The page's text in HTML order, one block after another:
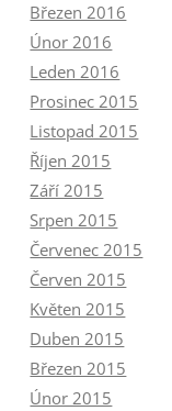
Březen 2016
Únor 2016
Leden 2016
Prosinec 2015
Listopad 2015
Říjen 2015
Září 2015
Srpen 2015
Červenec 2015
Červen 2015
Květen 2015
Duben 2015
Březen 2015
Únor 2015